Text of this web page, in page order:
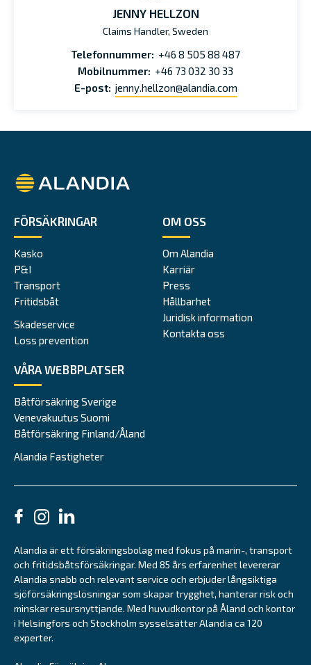
JENNY HELLZON
Claims Handler, Sweden
Telefonnummer: +46 8 505 88 487
Mobilnummer: +46 73 032 30 33
E-post: jenny.hellzon@alandia.com
Alandia
FÖRSÄKRINGAR
Kasko
P&I
Transport
Fritidsbåt
Skadeservice
Loss prevention
OM OSS
Om Alandia
Karriär
Press
Hållbarhet
Juridisk information
Kontakta oss
VÅRA WEBBPLATSER
Båtförsäkring Sverige
Venevakuutus Suomi
Båtförsäkring Finland/Åland
Alandia Fastigheter
Alandia är ett försäkringsbolag med fokus på marin-, transport
och fritidsbåtsförsäkringar. Med 85 års erfarenhet levererar
Alandia snabb och relevant service och erbjuder långsiktiga
sjöförsäkringslösningar som skapar trygghet, hanterar risk och
minskar resursnyttjande. Med huvudkontor på Åland och kontor
i Helsingfors och Stockholm sysselsätter Alandia ca 120
experter.